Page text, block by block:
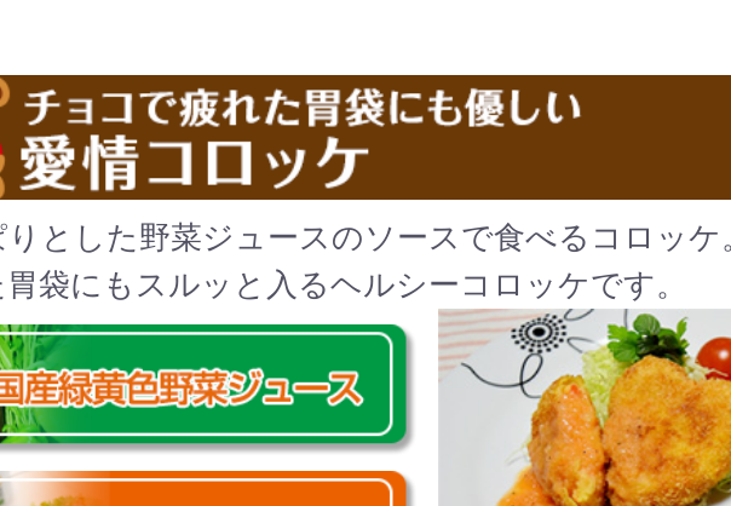
りとした野菜ジュースのソースで食べるコロッケ
袋にもスルッと入るヘルシーコロッケです。